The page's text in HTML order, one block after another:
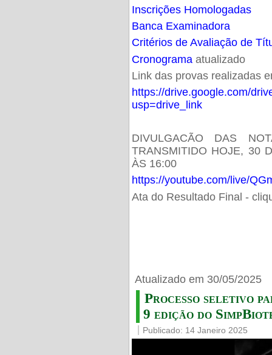
Inscrições Homologadas
Banca Examinadora
Critérios de Avaliação de
Cronogramaatualizado
Link das provas realizadas
https://drive.google.com/
usp=drive_link
DIVULGACÃO DAS
TRANSMITIDO HOJE, 30
ÀS 16:00
https://youtube.com/live/
Ata do Resultado Final -
Atualizado em 30/05/2025
Processo seletivo
9 edição do
Publicado: 14 Janeiro 2025